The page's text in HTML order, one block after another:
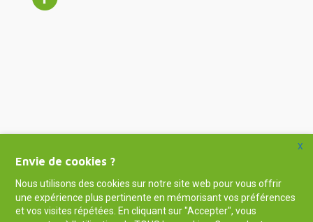
X
Envie de cookies ?
Nous utilisons des cookies sur notre site web pour vous offrir
une expérience plus pertinente en mémorisant vos préférences
et vos visites répétées. En cliquant sur "Accepter", vous